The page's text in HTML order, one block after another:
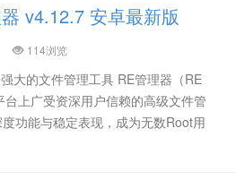
v4.12.7 安卓最新版
114浏览
大的文件管理工具 RE管理器（RE
上广受资深用户信赖的高级文件管
功能与稳定表现，成为无数Root用